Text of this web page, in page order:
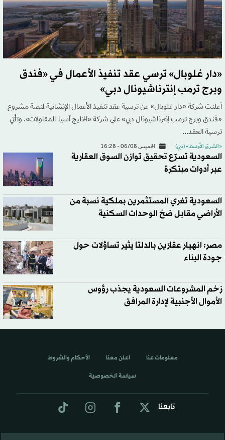
«دار غلوبال» ترسي عقد تنفيذ الأعمال في «فندق
وبرج ترمب إنترناشيونال دبي»
أعلنت شركة «دار غلوبال» عن ترسية عقد تنفيذ الأعمال الإنشائية لمنصة مشروع
«فندق وبرج ترمب إنترناشيونال دبي» على شركة «الخليج آسيا للمقاولات». وتأتي
ترسية العقد…
«الشرق الأوسط» (دبي) الخميس 06/08 - 16:28
السعودية تسرّع تحقيق توازن السوق العقارية
عبر أدوات مبتكرة
السعودية تغري المستثمرين بملكية نسبة من
الأراضي مقابل ضخ الوحدات السكنية
مصر: انهيار عقارَين بالدلتا يثير تساؤلات حول
جودة البناء
زخم المشروعات السعودية يجذب رؤوس
الأموال الأجنبية لإدارة المرافق
تابعنا
معلومات عنا اعلن معنا الأحكام والشروط
سياسة الخصوصية